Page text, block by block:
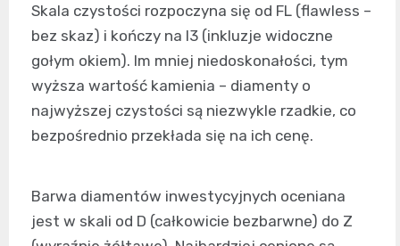
Skala czystości rozpoczyna się od FL (flawless –
bez skaz) i kończy na I3 (inkluzje widoczne
gołym okiem). Im mniej niedoskonałości, tym
wyższa wartość kamienia – diamenty o
najwyższej czystości są niezwykle rzadkie, co
bezpośrednio przekłada się na ich cenę.
Barwa diamentów inwestycyjnych oceniana
jest w skali od D (całkowicie bezbarwne) do Z